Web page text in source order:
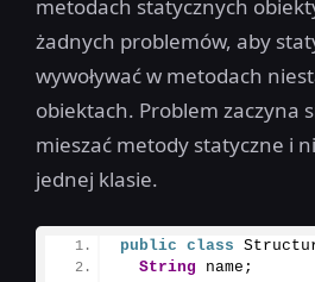
metodach statycznych
żadnych problemów, aby
wywoływać w metodach
obiektach. Problem zaczyna
mieszać metody statyczne i
jednej klasie.
public class
String name;